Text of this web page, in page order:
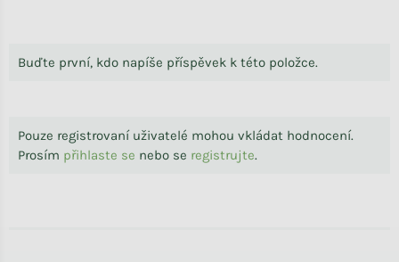
Buďte první, kdo napíše příspěvek k této položce.
Pouze registrovaní uživatelé mohou vkládat hodnocení.
Prosím přihlaste se nebo se registrujte.